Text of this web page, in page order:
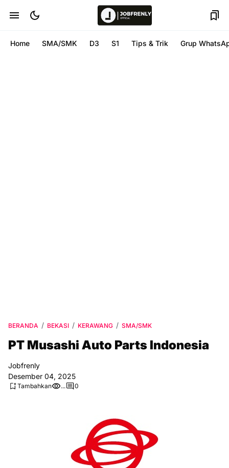
Home SMA/SMK D3 S1 Tips & Trik Grup
BERANDA BEKASI KERAWANG SMA/SMK
PT Musashi Auto Parts Indonesia
Jobfrenly
Desember 04, 2025
Tambahkan ... 0